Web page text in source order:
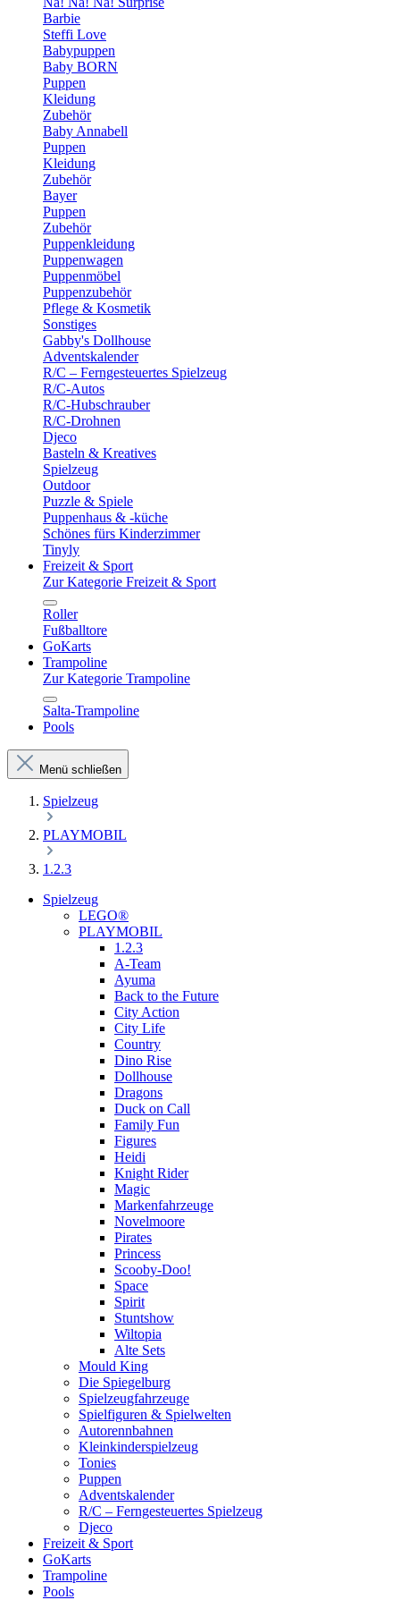
Barbie
Steffi Love
Babypuppen
Baby BORN
Puppen
Kleidung
Zubehör
Baby Annabell
Puppen
Kleidung
Zubehör
Bayer
Puppen
Zubehör
Puppenkleidung
Puppenwagen
Puppenmöbel
Puppenzubehör
Pflege & Kosmetik
Sonstiges
Gabby's Dollhouse
Adventskalender
R/C – Ferngesteuertes Spielzeug
R/C-Autos
R/C-Hubschrauber
R/C-Drohnen
Djeco
Basteln & Kreatives
Spielzeug
Outdoor
Puzzle & Spiele
Puppenhaus & -küche
Schönes fürs Kinderzimmer
Tinyly
Freizeit & Sport
Zur Kategorie Freizeit & Sport
Roller
Fußballtore
GoKarts
Trampoline
Zur Kategorie Trampoline
Salta-Trampoline
Pools
Menü schließen
Spielzeug
PLAYMOBIL
1.2.3
Spielzeug
LEGO®
PLAYMOBIL
1.2.3
A-Team
Ayuma
Back to the Future
City Action
City Life
Country
Dino Rise
Dollhouse
Dragons
Duck on Call
Family Fun
Figures
Heidi
Knight Rider
Magic
Markenfahrzeuge
Novelmoore
Pirates
Princess
Scooby-Doo!
Space
Spirit
Stuntshow
Wiltopia
Alte Sets
Mould King
Die Spiegelburg
Spielzeugfahrzeuge
Spielfiguren & Spielwelten
Autorennbahnen
Kleinkinderspielzeug
Tonies
Puppen
Adventskalender
R/C – Ferngesteuertes Spielzeug
Djeco
Freizeit & Sport
GoKarts
Trampoline
Pools